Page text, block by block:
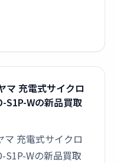
マ 充電式サイクロ
S1P-Wの新品買取
マ 充電式サイクロ
S1P-Wの新品買取